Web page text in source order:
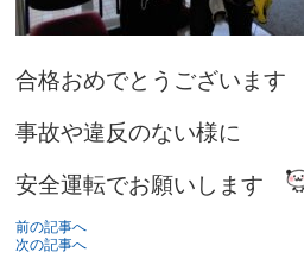
合格おめでとうございます
事故や違反のない様に
安全運転でお願いします
前の記事へ
次の記事へ